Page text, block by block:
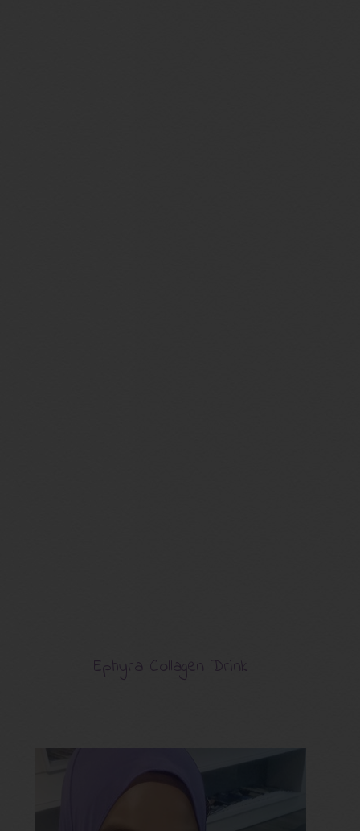
Ephyra Collagen Drink